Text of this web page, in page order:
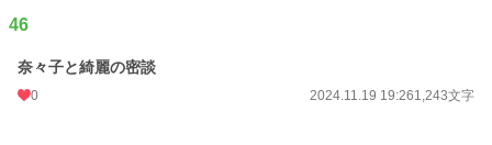
46
奈々子と綺麗の密談
0 2024.11.19 19:261,243文字